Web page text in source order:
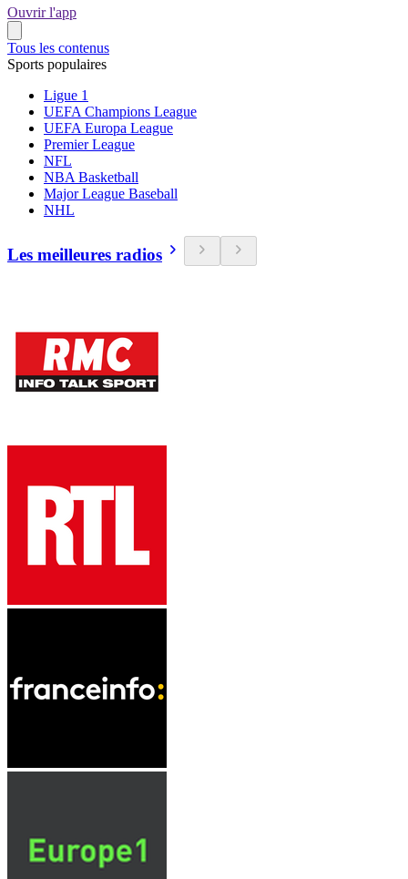
Ouvrir l'app
Tous les contenus
Sports populaires
Ligue 1
UEFA Champions League
UEFA Europa League
Premier League
NFL
NBA Basketball
Major League Baseball
NHL
Les meilleures radios